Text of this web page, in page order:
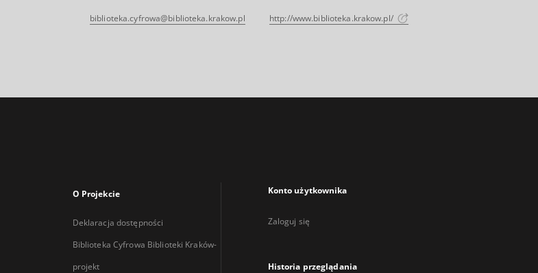
biblioteka.cyfrowa@biblioteka.krakow.pl http://www.biblioteka.krakow.pl/
O Projekcie
Deklaracja dostępności
Biblioteka Cyfrowa Biblioteki Kraków-
projekt
Konto użytkownika
Zaloguj się
Historia przeglądania